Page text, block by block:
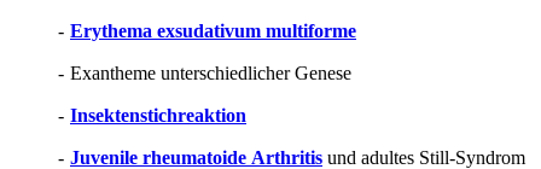
- Erythema exsudativum multiforme
- Exantheme unterschiedlicher Genese
- Insektenstichreaktion
- Juvenile rheumatoide Arthritis und adultes Still-Syndrom